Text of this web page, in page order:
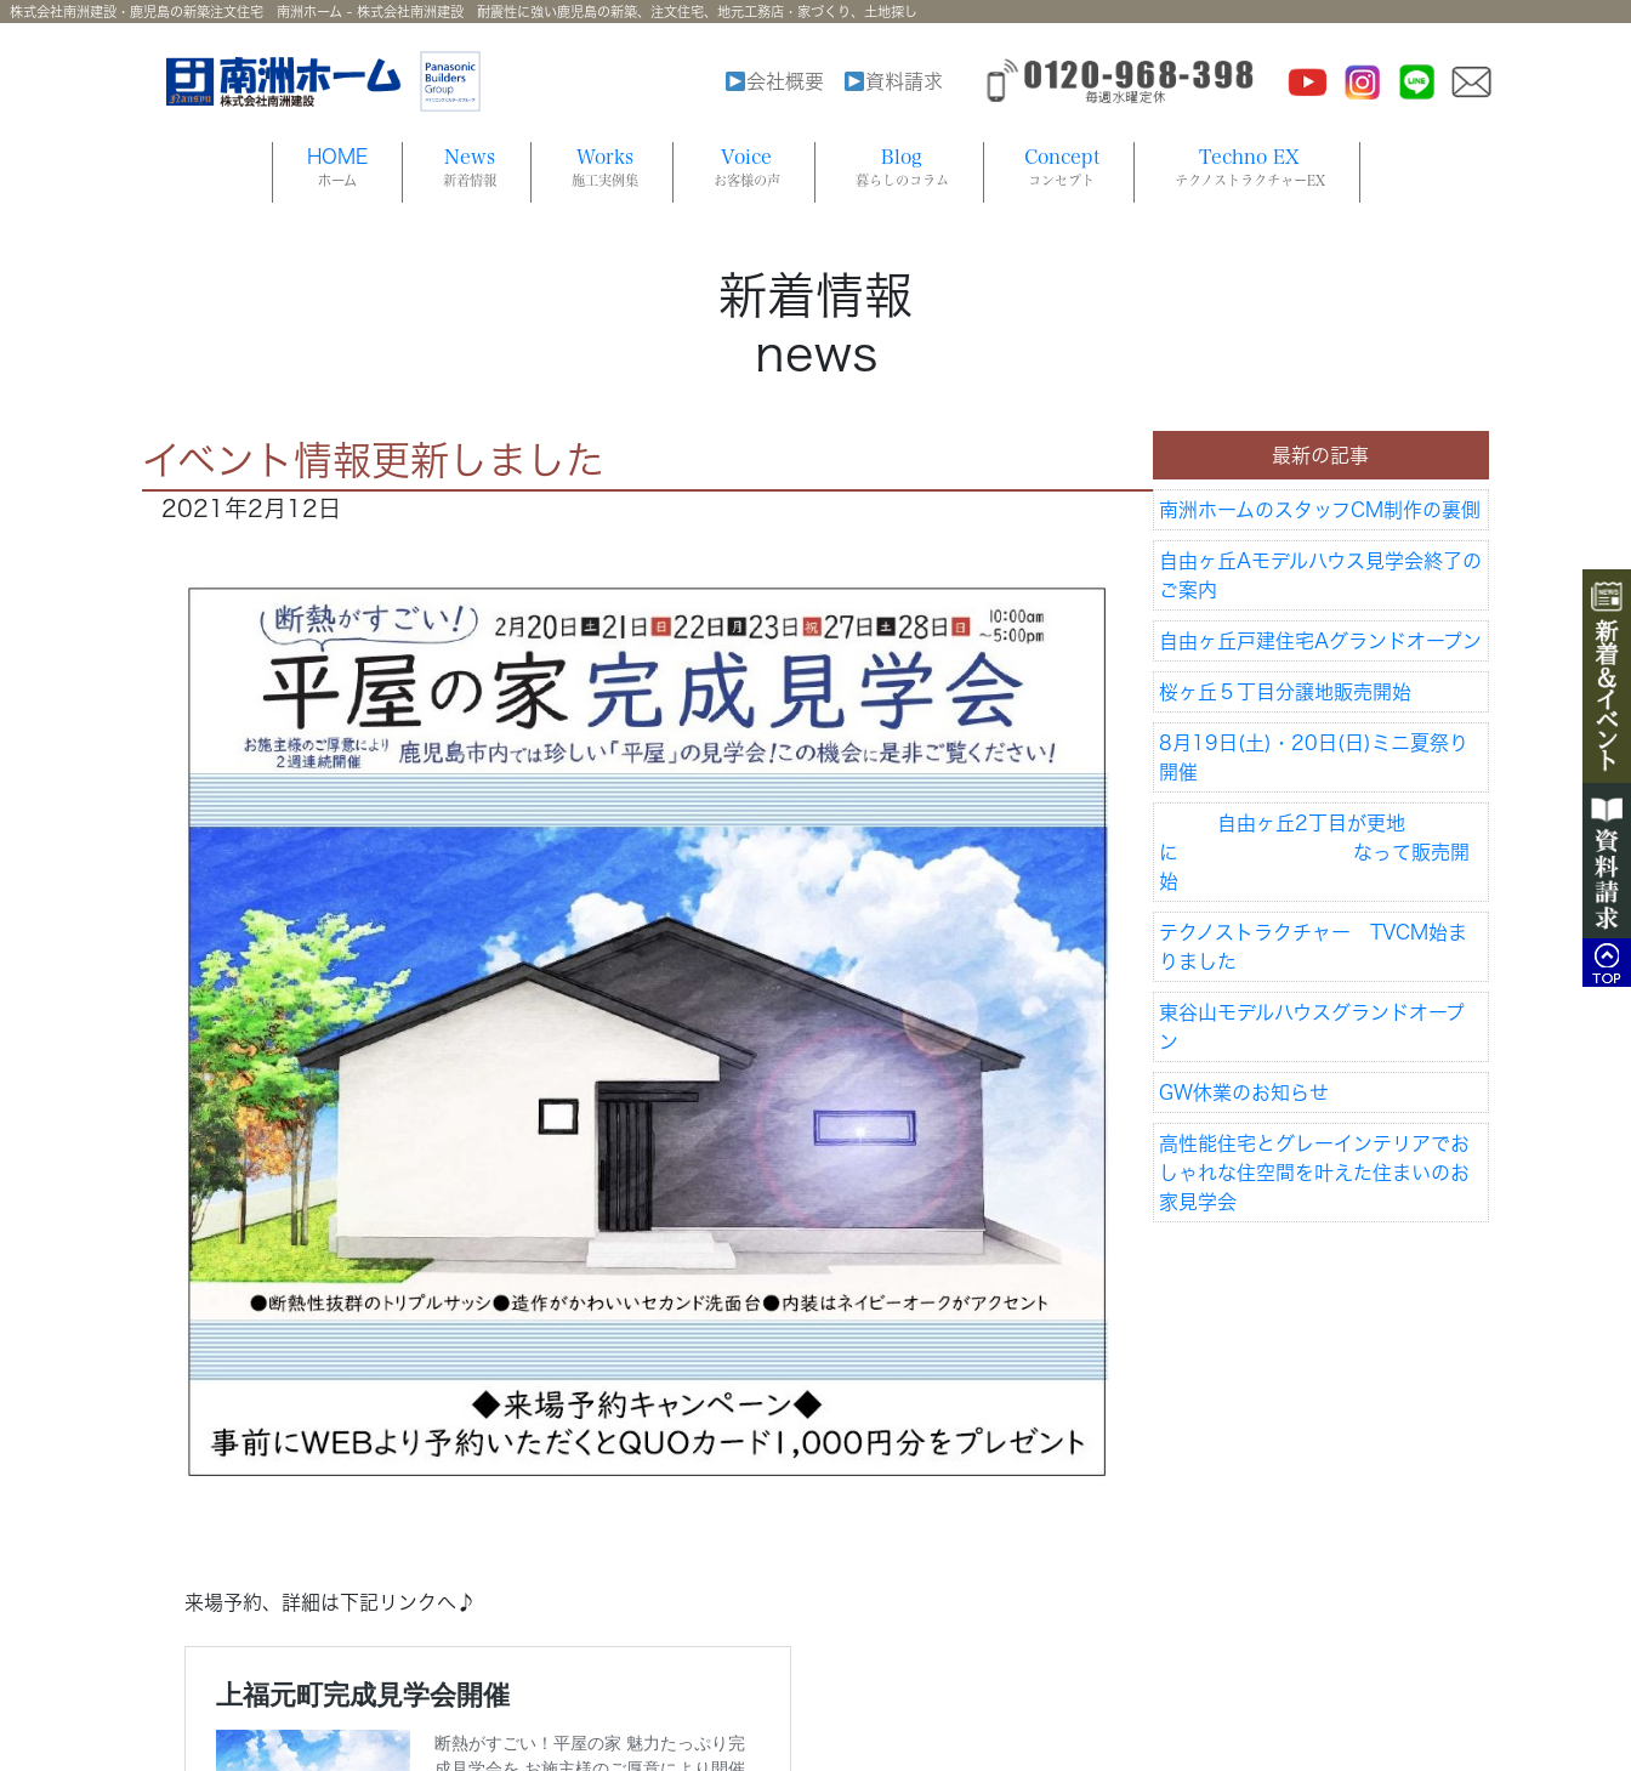
株式会社南洲建設・鹿児島の新築注文住宅 南洲ホーム - 株式会社南洲建設 耐震性に強い鹿児島の新築、注文住宅、地元工務店・家づくり、土地探し
会社概要 資料請求
HOME
ホーム
News
新着情報
Works
施工実例集
Voice
お客様の声
Blog
暮らしのコラム
Concept
コンセプト
Techno EX
テクノストラクチャーEX
新着情報
news
イベント情報更新しました
2021年2月12日
来場予約、詳細は下記リンクへ♪
最新の記事
南洲ホームのスタッフCM制作の裏側
自由ヶ丘Aモデルハウス見学会終了の
ご案内
自由ヶ丘戸建住宅Aグランドオープン
桜ヶ丘５丁目分譲地販売開始
8月19日(土)・20日(日)ミニ夏祭り
開催
自由ヶ丘2丁目が更地
に なって販売開
始
テクノストラクチャー TVCM始ま
りました
東谷山モデルハウスグランドオープ
ン
GW休業のお知らせ
高性能住宅とグレーインテリアでお
しゃれな住空間を叶えた住まいのお
家見学会